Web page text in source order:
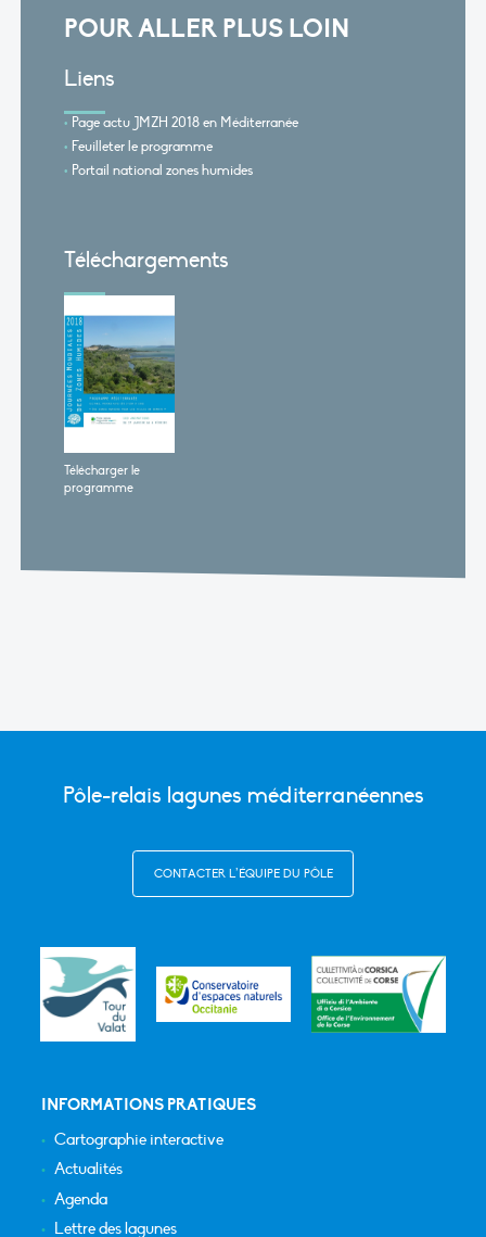
POUR ALLER PLUS LOIN
Liens
Page actu JMZH 2018 en Méditerranée
Feuilleter le programme
Portail national zones humides
Téléchargements
Télécharger le
programme
Pôle-relais lagunes méditerranéennes
CONTACTER L’ÉQUIPE DU PÔLE
INFORMATIONS PRATIQUES
Cartographie interactive
Actualités
Agenda
Lettre des lagunes